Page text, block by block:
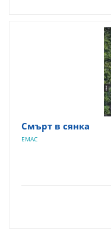
Смърт в сянка
ЕМАС